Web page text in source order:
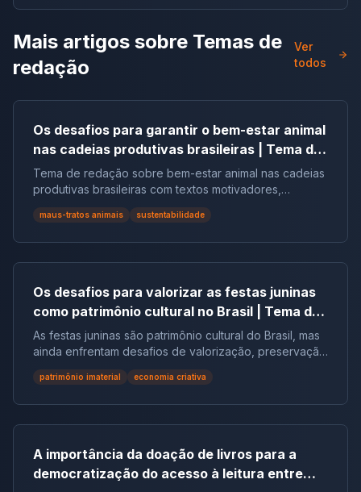
Mais artigos sobre Temas de
redação
Ver
todos
Os desafios para garantir o bem-estar animal
nas cadeias produtivas brasileiras | Tema de
redação
Tema de redação sobre bem-estar animal nas cadeias
produtivas brasileiras com textos motivadores,
repertórios, argumentos e modelos.
maus-tratos animais sustentabilidade
Os desafios para valorizar as festas juninas
como patrimônio cultural no Brasil | Tema de
redação
As festas juninas são patrimônio cultural do Brasil, mas
ainda enfrentam desafios de valorização, preservação
e reconhecimento social.
patrimônio imaterial economia criativa
A importância da doação de livros para a
democratização do acesso à leitura entre